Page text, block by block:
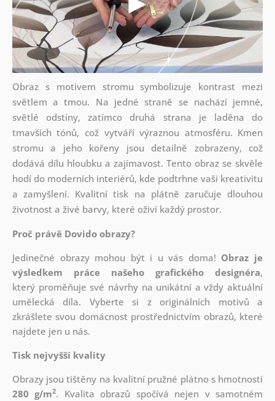
Obraz s motivem stromu symbolizuje kontrast mezi
světlem a tmou. Na jedné straně se nachází jemné,
světlé odstíny, zatímco druhá strana je laděna do
tmavších tónů, což vytváří výraznou atmosféru. Kmen
stromu a jeho kořeny jsou detailně zobrazeny, což
dodává dílu hloubku a zajímavost. Tento obraz se skvěle
hodí do moderních interiérů, kde podtrhne vaši kreativitu
a zamyšlení. Kvalitní tisk na plátně zaručuje dlouhou
životnost a živé barvy, které oživí každý prostor.
Proč právě Dovido obrazy?
Jedinečné obrazy mohou být i u vás doma! Obraz je
výsledkem práce našeho grafického designéra,
který proměňuje své návrhy na unikátní a vždy aktuální
umělecká díla. Vyberte si z originálních motivů a
zkrášlete svou domácnost prostřednictvím obrazů, které
najdete jen u nás.
Tisk nejvyšší kvality
Obrazy jsou tištěny na kvalitní pružné plátno s hmotností
280 g/m2. Kvalita obrazů spočívá nejen v samotném